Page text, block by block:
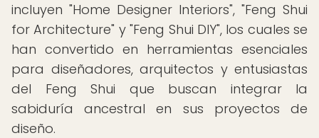
incluyen "Home Designer Interiors", "Feng Shui
for Architecture" y "Feng Shui DIY", los cuales se
han convertido en herramientas esenciales
para diseñadores, arquitectos y entusiastas
del Feng Shui que buscan integrar la
sabiduría ancestral en sus proyectos de
diseño.